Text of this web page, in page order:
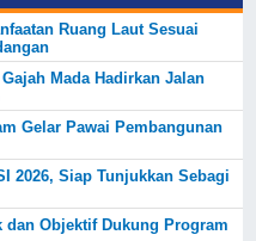
Ruang Laut Sesuai
Mada Hadirkan Jalan
Gelar Pawai Pembangunan
2026, Siap Tunjukkan Sebagi
dan Objektif Dukung Program